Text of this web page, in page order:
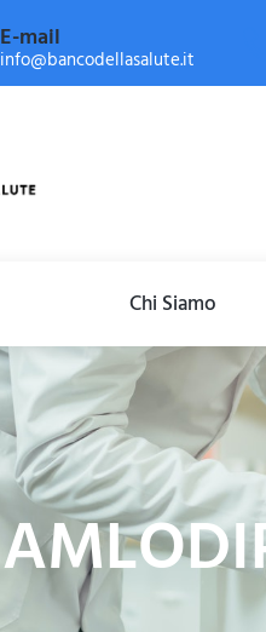
E-mail
info@bancodellasalute.it
Chi Siamo